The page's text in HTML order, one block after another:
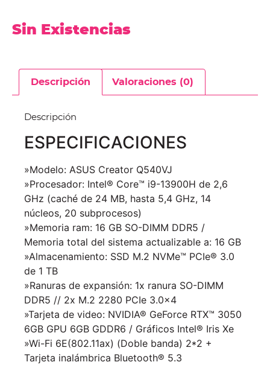
Sin Existencias
Descripción Valoraciones (0)
Descripción
ESPECIFICACIONES
»Modelo: ASUS Creator Q540VJ
»Procesador: Intel® Core™ i9-13900H de 2,6
GHz (caché de 24 MB, hasta 5,4 GHz, 14
núcleos, 20 subprocesos)
»Memoria ram: 16 GB SO-DIMM DDR5 /
Memoria total del sistema actualizable a: 16 GB
»Almacenamiento: SSD M.2 NVMe™ PCIe® 3.0
de 1 TB
»Ranuras de expansión: 1x ranura SO-DIMM
DDR5 // 2x M.2 2280 PCIe 3.0×4
»Tarjeta de video: NVIDIA® GeForce RTX™ 3050
6GB GPU 6GB GDDR6 / Gráficos Intel® Iris Xe
»Wi-Fi 6E(802.11ax) (Doble banda) 2*2 +
Tarjeta inalámbrica Bluetooth® 5.3